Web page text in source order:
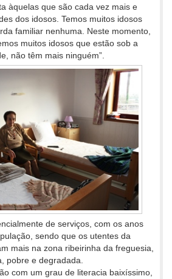
àquelas que são cada vez mais e
dos idosos. Temos muitos idosos
familiar nenhuma. Neste momento,
muitos idosos que estão sob a
não têm mais ninguém”.
de serviços, com os anos
sendo que os utentes da
mais na zona ribeirinha da freguesia,
pobre e degradada.
com um grau de literacia baixíssimo,